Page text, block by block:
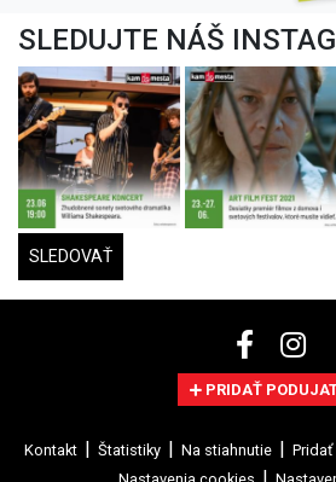
SLEDUJTE NÁŠ
SLEDOVAŤ
PRIDAŤ
Kontakt Štatistiky Na stiahnutie